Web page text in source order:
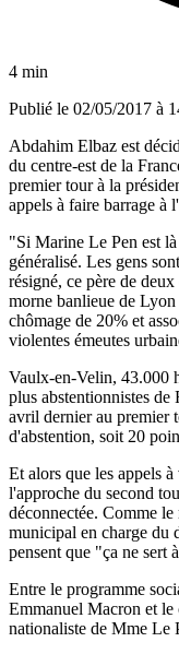
4 min
Publié le 02/05/2017 à
Abdahim Elbaz est
du centre-est de la
premier tour à la
appels à faire barrage à
"Si Marine Le Pen est
généralisé. Les gens
résigné, ce père de
morne banlieue de
chômage de 20% et
violentes émeutes
Vaulx-en-Velin, 43.000
plus abstentionnistes de
avril dernier au premier
d'abstention, soit 20
Et alors que les appels
l'approche du second
déconnectée. Comme
municipal en charge du
pensent que "ça ne sert
Entre le programme
Emmanuel Macron et
nationaliste de Mme Le